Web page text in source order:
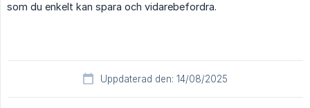
som du enkelt kan spara och vidarebefordra.
Uppdaterad den: 14/08/2025